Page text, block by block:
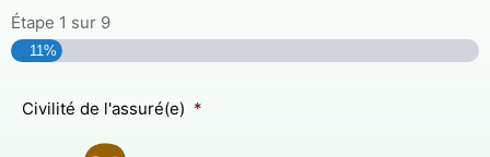
Étape 1 sur 9
11%
Civilité de l'assuré(e) *